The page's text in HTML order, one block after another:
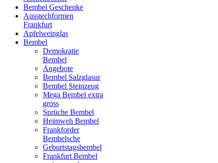
Bembel Geschenke
Ausstechformen
Frankfurt
Apfelweinglas
Bembel
Demokratie
Bembel
Angebote
Bembel Salzglasur
Bembel Steinzeug
Mega Bembel extra
gross
Sprüche Bembel
Heimweh Bembel
Frankforder
Bembelsche
Geburtstagsbembel
Frankfurt Bembel